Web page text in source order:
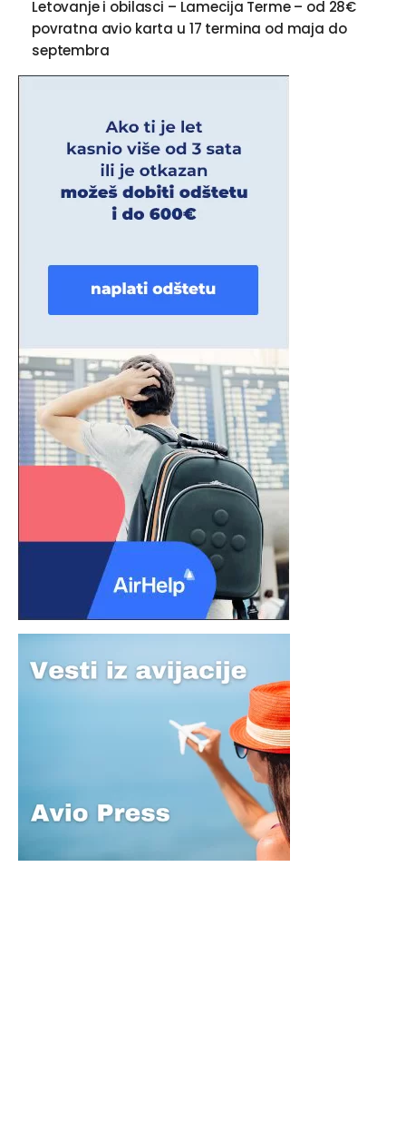
Letovanje i obilasci – Lamecija Terme – od 28€
povratna avio karta u 17 termina od maja do
septembra